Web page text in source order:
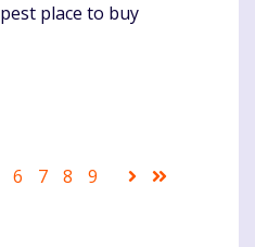
place to buy
Puslapis
6 Puslapis
7 Puslapis
8 Puslapis
9
Sekantis